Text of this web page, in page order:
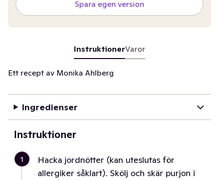
Spara egen version
InstruktionerVaror
Ett recept av Monika Ahlberg
Ingredienser
Instruktioner
1
Hacka jordnötter (kan uteslutas för
allergiker såklart). Skölj och skär purjon i